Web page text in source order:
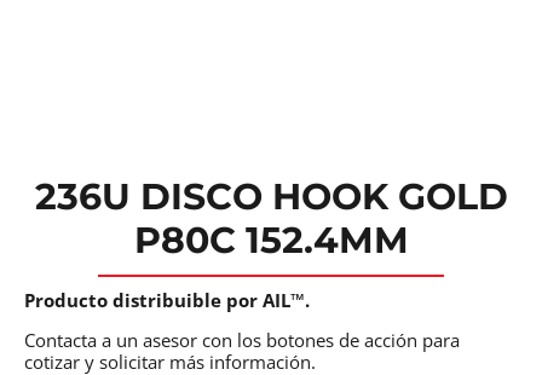
236U DISCO HOOK GOLD
P80C 152.4MM
Producto distribuible por AIL™.
Contacta a un asesor con los botones de acción para
cotizar y solicitar más información.